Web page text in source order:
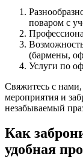
поваром с
(бармены,
Услуги по
Свяжитесь с
мероприятия и
незабываемый
Как
удобная